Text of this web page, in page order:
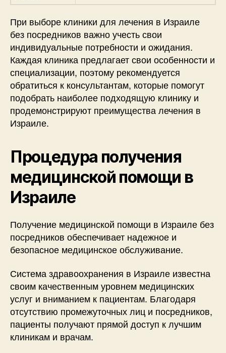
При выборе клиники для лечения в Израиле
без посредников важно учесть свои
индивидуальные потребности и ожидания.
Каждая клиника предлагает свои особенности и
специализации, поэтому рекомендуется
обратиться к консультантам, которые помогут
подобрать наиболее подходящую клинику и
продемонстрируют преимущества лечения в
Израиле.
Процедура получения
медицинской помощи в
Израиле
Получение медицинской помощи в Израиле без
посредников обеспечивает надежное и
безопасное медицинское обслуживание.
Система здравоохранения в Израиле известна
своим качественным уровнем медицинских
услуг и вниманием к пациентам. Благодаря
отсутствию промежуточных лиц и посредников,
пациенты получают прямой доступ к лучшим
клиникам и врачам.